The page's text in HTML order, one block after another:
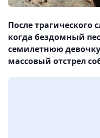
После трагического
когда бездомный
семилетнюю
массовый отстрел